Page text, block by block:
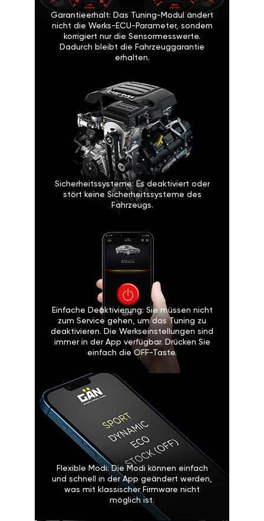
Garantieerhalt: Das Tuning-Modul ändert
nicht die Werks-ECU-Parameter, sondern
korrigiert nur die Sensormesswerte.
Dadurch bleibt die Fahrzeuggarantie
erhalten.
Sicherheitssysteme: Es deaktiviert oder
stört keine Sicherheitssysteme des
Fahrzeugs.
Einfache Deaktivierung: Sie müssen nicht
zum Service gehen, um das Tuning zu
deaktivieren. Die Werkseinstellungen sind
immer in der App verfügbar. Drücken Sie
einfach die OFF-Taste.
Flexible Modi: Die Modi können einfach
und schnell in der App geändert werden,
was mit klassischer Firmware nicht
möglich ist.